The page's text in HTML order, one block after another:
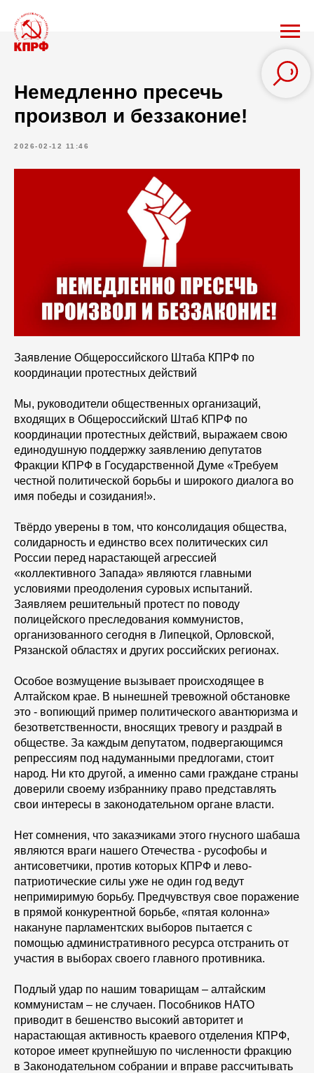
Немедленно пресечь
произвол и беззаконие!
2026-02-12 11:46
Заявление Общероссийского Штаба КПРФ по
координации протестных действий
Мы, руководители общественных организаций,
входящих в Общероссийский Штаб КПРФ по
координации протестных действий, выражаем свою
единодушную поддержку заявлению депутатов
Фракции КПРФ в Государственной Думе «Требуем
честной политической борьбы и широкого диалога во
имя победы и созидания!».
Твёрдо уверены в том, что консолидация общества,
солидарность и единство всех политических сил
России перед нарастающей агрессией
«коллективного Запада» являются главными
условиями преодоления суровых испытаний.
Заявляем решительный протест по поводу
полицейского преследования коммунистов,
организованного сегодня в Липецкой, Орловской,
Рязанской областях и других российских регионах.
Особое возмущение вызывает происходящее в
Алтайском крае. В нынешней тревожной обстановке
это - вопиющий пример политического авантюризма и
безответственности, вносящих тревогу и раздрай в
обществе. За каждым депутатом, подвергающимся
репрессиям под надуманными предлогами, стоит
народ. Ни кто другой, а именно сами граждане страны
доверили своему избраннику право представлять
свои интересы в законодательном органе власти.
Нет сомнения, что заказчиками этого гнусного шабаша
являются враги нашего Отечества - русофобы и
антисоветчики, против которых КПРФ и лево-
патриотические силы уже не один год ведут
непримиримую борьбу. Предчувствуя свое поражение
в прямой конкурентной борьбе, «пятая колонна»
накануне парламентских выборов пытается с
помощью административного ресурса отстранить от
участия в выборах своего главного противника.
Подлый удар по нашим товарищам – алтайским
коммунистам – не случаен. Пособников НАТО
приводит в бешенство высокий авторитет и
нарастающая активность краевого отделения КПРФ,
которое имеет крупнейшую по численности фракцию
в Законодательном собрании и вправе рассчитывать